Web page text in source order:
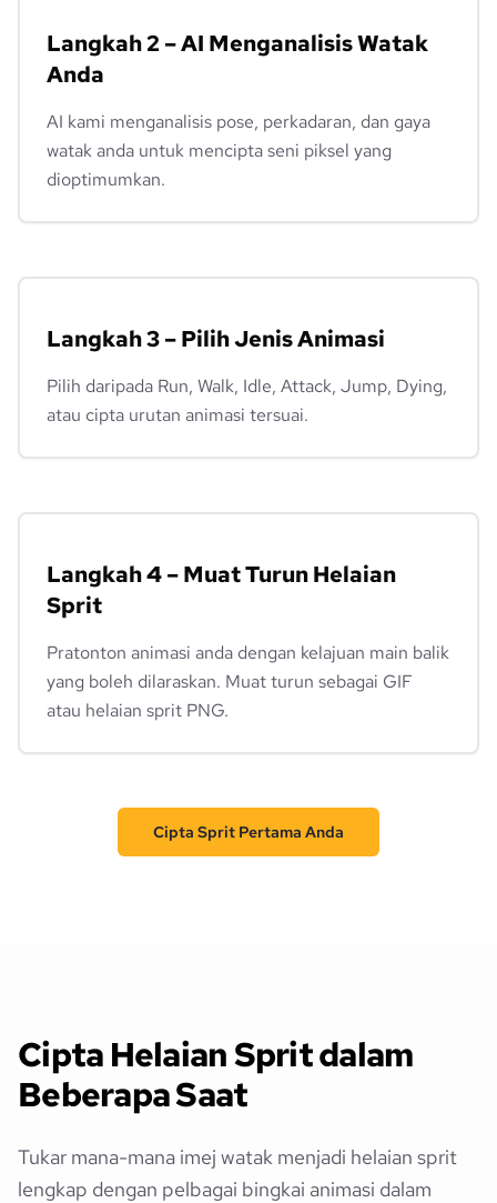
Langkah 2 – AI Menganalisis Watak
Anda
AI kami menganalisis pose, perkadaran, dan gaya
watak anda untuk mencipta seni piksel yang
dioptimumkan.
Langkah 3 – Pilih Jenis Animasi
Pilih daripada Run, Walk, Idle, Attack, Jump, Dying,
atau cipta urutan animasi tersuai.
Langkah 4 – Muat Turun Helaian
Sprit
Pratonton animasi anda dengan kelajuan main balik
yang boleh dilaraskan. Muat turun sebagai GIF
atau helaian sprit PNG.
Cipta Sprit Pertama Anda
Cipta Helaian Sprit dalam
Beberapa Saat
Tukar mana-mana imej watak menjadi helaian sprit
lengkap dengan pelbagai bingkai animasi dalam